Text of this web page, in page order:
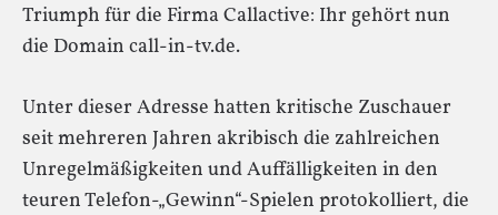
Triumph für die Firma Callactive: Ihr gehört nun
die Domain call-in-tv.de.
Unter dieser Adresse hatten kritische Zuschauer
seit mehreren Jahren akribisch die zahlreichen
Unregelmäßigkeiten und Auffälligkeiten in den
teuren Telefon-„Gewinn“-Spielen protokolliert, die